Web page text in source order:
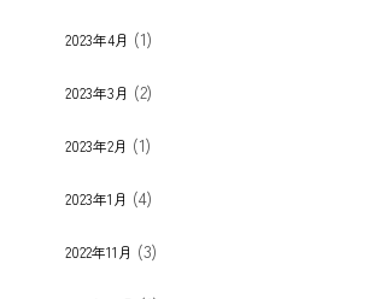
2023年4月 (1)
2023年3月 (2)
2023年2月 (1)
2023年1月 (4)
2022年11月 (3)